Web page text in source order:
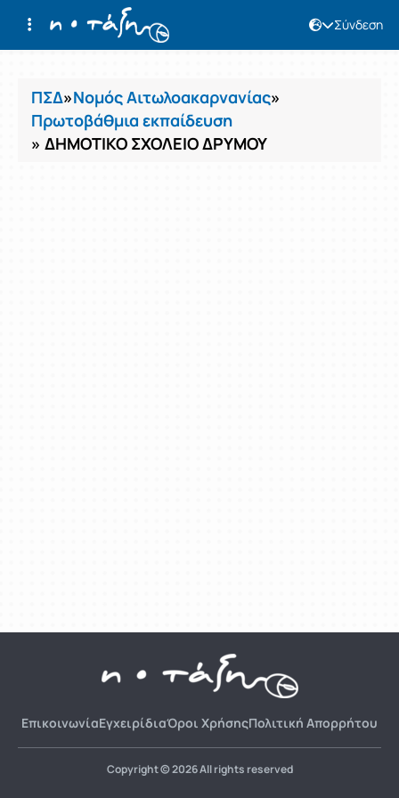
Σύνδεση
Μαθήματα
ΠΣΔ»Νομός Αιτωλοακαρνανίας»
Πρωτοβάθμια εκπαίδευση
» ΔΗΜΟΤΙΚΟ ΣΧΟΛΕΙΟ ΔΡΥΜΟΥ
ΕπικοινωνίαΕγχειρίδιαΌροι ΧρήσηςΠολιτική Απορρήτου
Copyright © 2026 All rights reserved